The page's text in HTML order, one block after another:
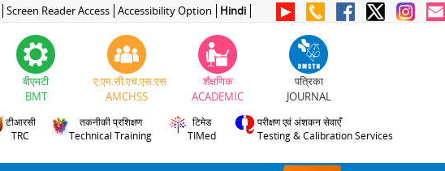
Screen Reader Access Accessibility Option Hindi
बीएमटी
BMT
ए.एम.सी.एच.एस.एस
AMCHSS
शैक्षणिक
ACADEMIC
पत्रिका
JOURNAL
टीआरसी
TRC
तकनीकी प्रशिक्षण
Technical Training
टिमेड
TIMed
परीक्षण एवं अंशकन सेवाएँ
Testing & Calibration Services